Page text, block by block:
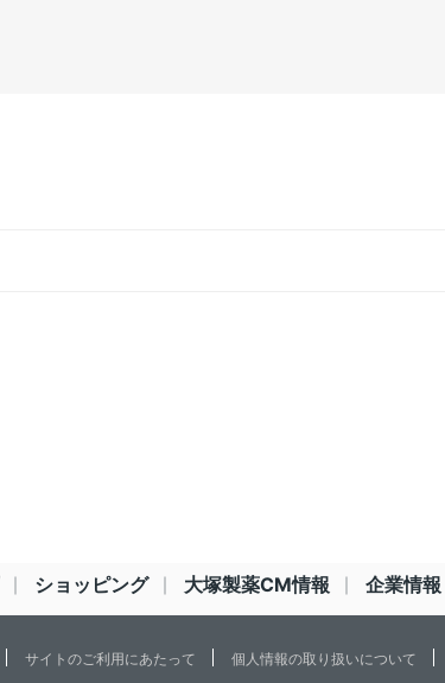
ショッピング 大塚製薬CM情報 企業情報
サイトのご利用にあたって 個人情報の取り扱いについて